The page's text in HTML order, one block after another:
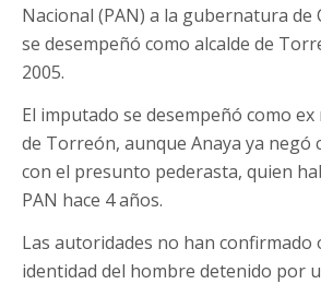
Nacional (PAN) a la gubernatura de
se desempeñó como alcalde de
2005.
El imputado se desempeñó como
de Torreón, aunque Anaya ya negó
con el presunto pederasta, quien
PAN hace 4 años.
Las autoridades no han confirmado
identidad del hombre detenido por